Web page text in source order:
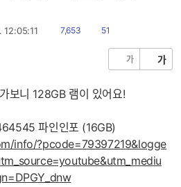
읽
7,653
댓
51
가 가
보니 128GB 램이 있어요!
파인인포 (16GB)
info/?pcode=79397219&logge